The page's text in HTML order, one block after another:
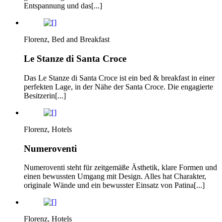
Entspannung und das[...]
Florenz, Bed and Breakfast
Le Stanze di Santa Croce
Das Le Stanze di Santa Croce ist ein bed & breakfast in einer
perfekten Lage, in der Nähe der Santa Croce. Die engagierte
Besitzerin[...]
Florenz, Hotels
Numeroventi
Numeroventi steht für zeitgemäße Ästhetik, klare Formen und
einen bewussten Umgang mit Design. Alles hat Charakter,
originale Wände und ein bewusster Einsatz von Patina[...]
Florenz, Hotels